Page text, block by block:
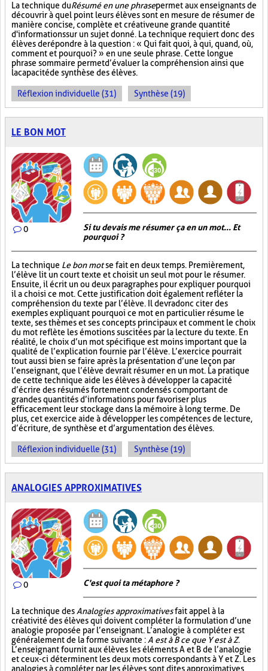
La technique duRésumé en une phrasepermet aux enseignants de
découvrir à quel point leurs élèves sont en mesure de résumer de
manière concise, complète et créative une grande quantité
d'informations sur un sujet donné. La technique requiert donc des
élèves de répondre à la question : « Qui fait quoi, à qui, quand, où,
comment et pourquoi? » en une seule phrase. Cette longue
phrase sommaire permet d’évaluer la compréhension ainsi que
la capacité de synthèse des élèves.
Réflexion individuelle (31) Synthèse (19)
LE BON MOT
0
Si tu devais me résumer ça en un mot... Et
pourquoi ?
La technique Le bon motse fait en deux temps. Premièrement,
l’élève lit un court texte et choisit un seul mot pour le résumer.
Ensuite, il écrit un ou deux paragraphes pour expliquer pourquoi
il a choisi ce mot. Cette justification doit également refléter la
compréhension du texte par l’élève. Il devra donc citer des
exemples expliquant pourquoi ce mot en particulier résume le
texte, ses thèmes et ses concepts principaux et comment le choix
du mot reflète les émotions suscitées par la lecture du texte. En
réalité, le choix d’un mot spécifique est moins important que la
qualité de l’explication fournie par l’élève. L’exercice pourrait
tout aussi bien se faire après la présentation d’une leçon par
l’enseignant, que l’élève devrait résumer en un mot. La pratique
de cette technique aide les élèves à développer la capacité
d’écrire des résumés fortement condensés comportant de
grandes quantités d’informations pour favoriser plus
efficacement leur stockage dans la mémoire à long terme. De
plus, cet exercice aide à développer les compétences de lecture,
d’écriture, de synthèse et d’argumentation des élèves.
Réflexion individuelle (31) Synthèse (19)
ANALOGIES APPROXIMATIVES
0 C'est quoi ta métaphore ?
La technique des Analogies approximativesfait appel à la
créativité des élèves qui doivent compléter la formulation d’une
analogie proposée par l’enseignant. L’analogie à compléter est
généralement de la forme suivante : A est à B ce que Y est à Z.
L’enseignant fournit aux élèves les éléments A et B de l’analogie
et ceux-ci déterminent les deux mots correspondants à Y et Z. Les
analogies à compléter par les élèves sont dites approximatives